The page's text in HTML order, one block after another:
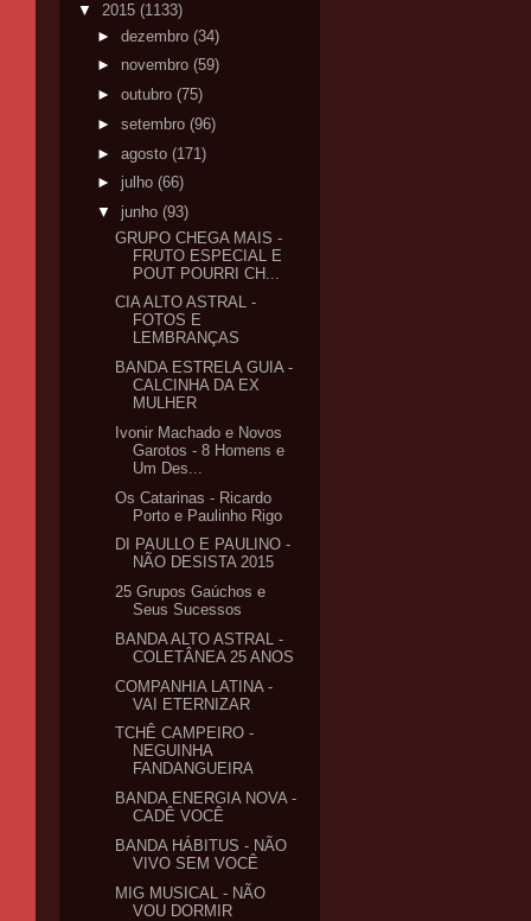
▼ 2015 (1133)
► dezembro (34)
► novembro (59)
► outubro (75)
► setembro (96)
► agosto (171)
► julho (66)
▼ junho (93)
GRUPO CHEGA MAIS -
FRUTO ESPECIAL E
POUT POURRI CH...
CIA ALTO ASTRAL -
FOTOS E
LEMBRANÇAS
BANDA ESTRELA GUIA -
CALCINHA DA EX
MULHER
Ivonir Machado e Novos
Garotos - 8 Homens e
Um Des...
Os Catarinas - Ricardo
Porto e Paulinho Rigo
DI PAULLO E PAULINO -
NÃO DESISTA 2015
25 Grupos Gaúchos e
Seus Sucessos
BANDA ALTO ASTRAL -
COLETÂNEA 25 ANOS
COMPANHIA LATINA -
VAI ETERNIZAR
TCHÊ CAMPEIRO -
NEGUINHA
FANDANGUEIRA
BANDA ENERGIA NOVA -
CADÊ VOCÊ
BANDA HÁBITUS - NÃO
VIVO SEM VOCÊ
MIG MUSICAL - NÃO
VOU DORMIR